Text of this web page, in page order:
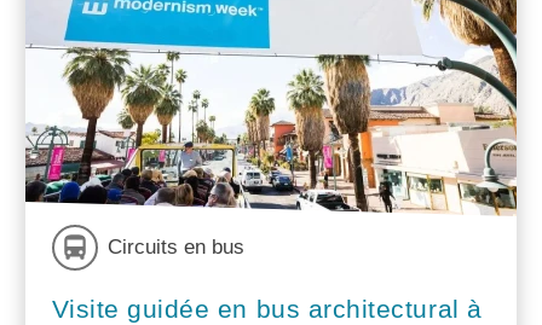
Circuits en bus
Visite guidée en bus architectural à